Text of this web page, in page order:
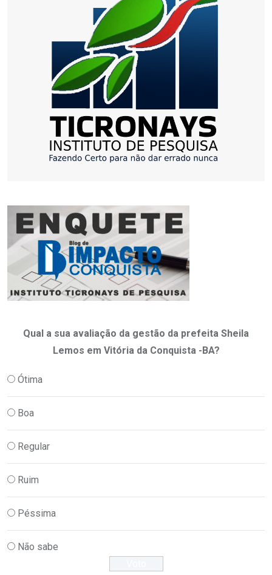
Qual a sua avaliação da gestão da prefeita Sheila
Lemos em Vitória da Conquista -BA?
Ótima
Boa
Regular
Ruim
Péssima
Não sabe